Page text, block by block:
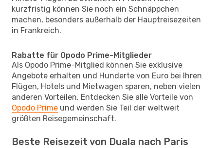
kurzfristig können Sie noch ein Schnäppchen
machen, besonders außerhalb der Hauptreisezeiten
in Frankreich.
Rabatte für Opodo Prime-Mitglieder
Als Opodo Prime-Mitglied können Sie exklusive
Angebote erhalten und Hunderte von Euro bei Ihren
Flügen, Hotels und Mietwagen sparen, neben vielen
anderen Vorteilen. Entdecken Sie alle Vorteile von
Opodo Prime und werden Sie Teil der weltweit
größten Reisegemeinschaft.
Beste Reisezeit von Duala nach Paris